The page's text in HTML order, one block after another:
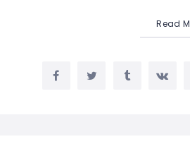
Read